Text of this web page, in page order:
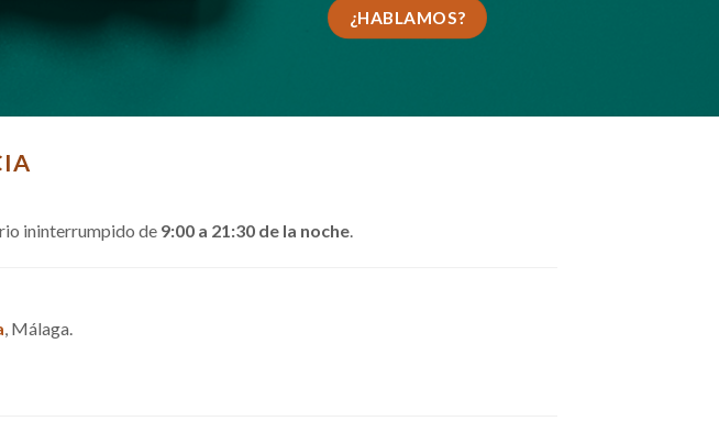
¿HABLAMOS?
ininterrumpido de 9:00 a 21:30 de la noche.
, Málaga.